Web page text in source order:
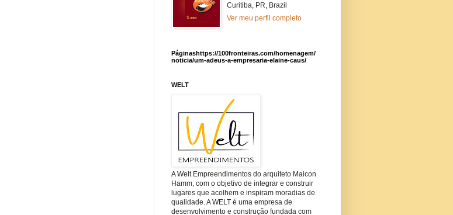
Curitiba, PR, Brazil
Ver meu perfil completo
Páginashttps://100fronteiras.com/homenagem/
noticia/um-adeus-a-empresaria-elaine-caus/
WELT
A Welt Empreendimentos do arquiteto Maicon
Hamm, com o objetivo de integrar e construir
lugares que acolhem e inspiram moradias de
qualidade. A WELT é uma empresa de
desenvolvimento e construção fundada com